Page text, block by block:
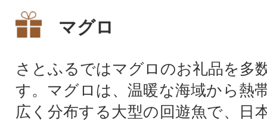
マグロ
さとふるではマグロのお礼品を多
す。マグロは、温暖な海域から熱
広く分布する大型の回遊魚で、日